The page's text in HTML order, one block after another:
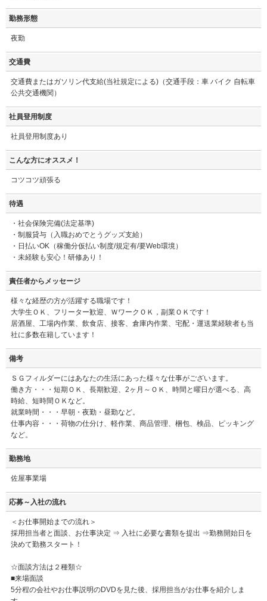
勤務形態
夜勤
交通費
交通費またはガソリン代支給(当社規定による)（交通手段：車 バイク 自転車
公共交通機関）
社員登用制度
社員登用制度あり
こんな方にオススメ！
コツコツ頑張る
待遇
・社会保険完備(法定基準)
・制服貸与（入職おめでとうグッズ支給）
・日払いOK（稼働分仮払い制度/規定有/要Web環境）
・未経験も安心！研修あり！
責任者からメッセージ
様々な経歴の方が活躍する職場です！
大学生ＯＫ、フリーター歓迎、ＷワークＯＫ，副業ＯＫです！
居酒屋、工場内作業、飲食店、接客、倉庫内作業、宅配・運送業経験者も当
社に多数在籍しています！
備考
ＳＧフィルダーにはあなたの生活にあった様々な仕事がございます。
働き方・・・短期ＯＫ、長期歓迎、2ヶ月～ＯＫ、時間と曜日が選べる、高
時給、短時間ＯＫなど。
就業時間・・・早朝・夜勤・昼勤など。
仕事内容・・・荷物の仕分け、軽作業、商品管理、梱包、検品、ピッキング
など。
勤務地
佐屋事業場
応募～入社の流れ
＜お仕事開始までの流れ＞
採用担当者と面談、お仕事決定 ⇒ 入社に必要な書類を提出 ⇒勤務開始日を
決めて勤務スタート！
☆面談方法は２種類☆
■来場面談
5分程の会社やお仕事説明のDVDを見た後、採用担当がお仕事を紹介しま